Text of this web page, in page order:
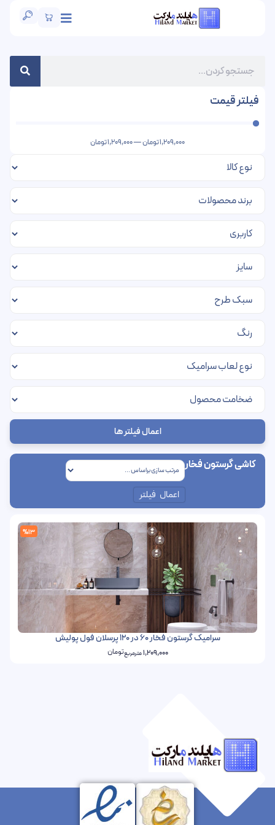
فیلتر قیمت
1,209,000تومان—
1,209,000تومان
اعمال فیلتر ها
کاشی گرستون فخار
اعمال فیلتر
%13
سرامیک گرستون فخار 60 در 120 پرسلان فول پولیش
1,209,000مترمربعتومان